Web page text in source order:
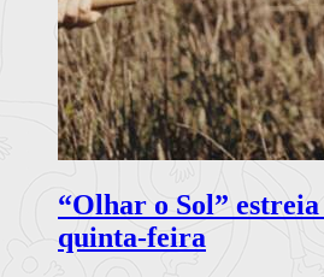
“Olhar o Sol”
quinta-feira